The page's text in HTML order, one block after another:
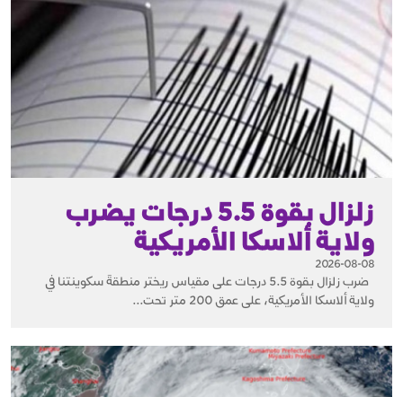
زلزال بقوة 5.5 درجات يضرب
ولاية ألاسكا الأمريكية
2026-08-08
ضرب زلزال بقوة 5.5 درجات على مقياس ريختر منطقةَ سكوينتنا في
ولاية ألاسكا الأمريكية، على عمق 200 متر تحت...